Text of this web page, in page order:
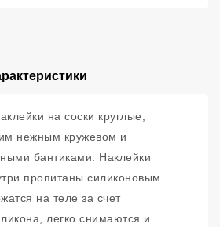
на соски круглые,
нежным кружевом и
бантиками. Наклейки
пропитаны силиконовым
на теле за счет
легко снимаются и